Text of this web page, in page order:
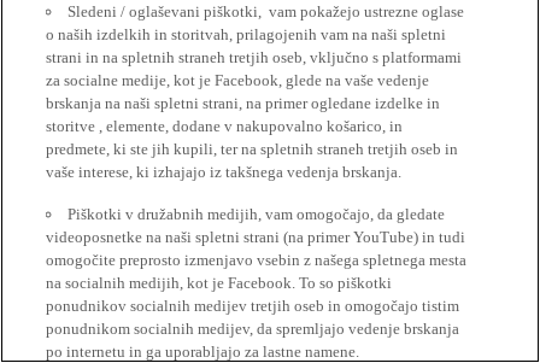
Sledeni / oglaševani piškotki, vam pokažejo ustrezne oglase
o naših izdelkih in storitvah, prilagojenih vam na naši spletni
strani in na spletnih straneh tretjih oseb, vključno s platformami
za socialne medije, kot je Facebook, glede na vaše vedenje
brskanja na naši spletni strani, na primer ogledane izdelke in
storitve , elemente, dodane v nakupovalno košarico, in
predmete, ki ste jih kupili, ter na spletnih straneh tretjih oseb in
vaše interese, ki izhajajo iz takšnega vedenja brskanja.
Piškotki v družabnih medijih, vam omogočajo, da gledate
videoposnetke na naši spletni strani (na primer YouTube) in tudi
omogočite preprosto izmenjavo vsebin z našega spletnega mesta
na socialnih medijih, kot je Facebook. To so piškotki
ponudnikov socialnih medijev tretjih oseb in omogočajo tistim
ponudnikom socialnih medijev, da spremljajo vedenje brskanja
po internetu in ga uporabljajo za lastne namene.